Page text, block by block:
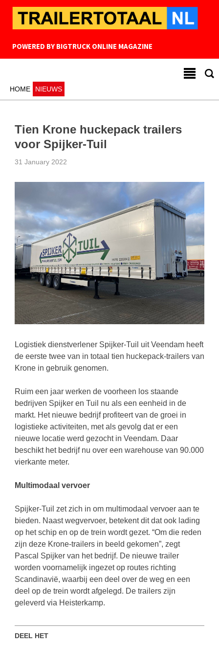
POWERED BY BIGTRUCK ONLINE MAGAZINE
HOME NIEUWS
Tien Krone huckepack trailers
voor Spijker-Tuil
31 January 2022
Logistiek dienstverlener Spijker-Tuil uit Veendam heeft
de eerste twee van in totaal tien huckepack-trailers van
Krone in gebruik genomen.
Ruim een jaar werken de voorheen los staande
bedrijven Spijker en Tuil nu als een eenheid in de
markt. Het nieuwe bedrijf profiteert van de groei in
logistieke activiteiten, met als gevolg dat er een
nieuwe locatie werd gezocht in Veendam. Daar
beschikt het bedrijf nu over een warehouse van 90.000
vierkante meter.
Multimodaal vervoer
Spijker-Tuil zet zich in om multimodaal vervoer aan te
bieden. Naast wegvervoer, betekent dit dat ook lading
op het schip en op de trein wordt gezet. “Om die reden
zijn deze Krone-trailers in beeld gekomen”, zegt
Pascal Spijker van het bedrijf. De nieuwe trailer
worden voornamelijk ingezet op routes richting
Scandinavië, waarbij een deel over de weg en een
deel op de trein wordt afgelegd. De trailers zijn
geleverd via Heisterkamp.
DEEL HET